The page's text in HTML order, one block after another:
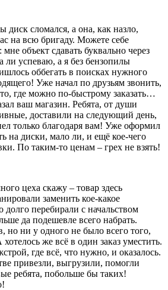
диск сломался, а она, как назло,
на всю бригаду. Можете себе
объект сдавать буквально через
ли успеваю, а я без бензопилы
оббегать в поисках нужного
Уже начал по друзьям звонить,
где можно по-быстрому заказать…
ваш магазин. Ребята, от души
доставили на следующий день,
только благодаря вам! Уже оформил
на диски, мало ли, и ещё кое-чего
По таким-то ценам – грех не взять!
цеха скажу – товар здесь
заменить кое-какое
долго перебирали с начальством
да подешевле всего набрать.
но ни у одного не было всего того,
же всё в один заказ уместить.
где всё, что нужно, и оказалось.
привезли, выгрузили, помогли
ребята, побольше бы таких!